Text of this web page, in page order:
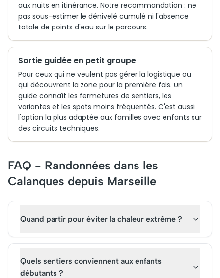
aux nuits en itinérance. Notre recommandation : ne
pas sous-estimer le dénivelé cumulé ni l'absence
totale de points d'eau sur le parcours.
Sortie guidée en petit groupe
Pour ceux qui ne veulent pas gérer la logistique ou
qui découvrent la zone pour la première fois. Un
guide connaît les fermetures de sentiers, les
variantes et les spots moins fréquentés. C'est aussi
l'option la plus adaptée aux familles avec enfants sur
des circuits techniques.
FAQ - Randonnées dans les
Calanques depuis Marseille
Quand partir pour éviter la chaleur extrême ?
Quels sentiers conviennent aux enfants
débutants ?